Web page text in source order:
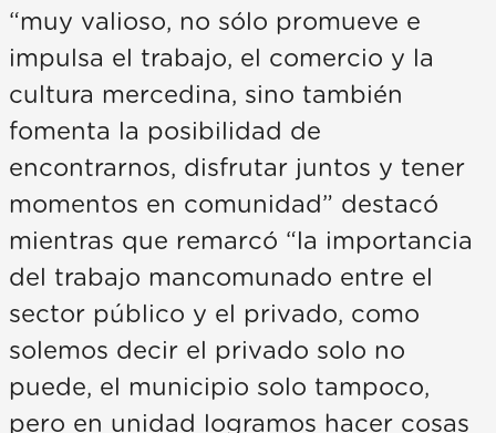
“muy valioso, no sólo promueve e
impulsa el trabajo, el comercio y la
cultura mercedina, sino también
fomenta la posibilidad de
encontrarnos, disfrutar juntos y tener
momentos en comunidad” destacó
mientras que remarcó “la importancia
del trabajo mancomunado entre el
sector público y el privado, como
solemos decir el privado solo no
puede, el municipio solo tampoco,
pero en unidad logramos hacer cosas